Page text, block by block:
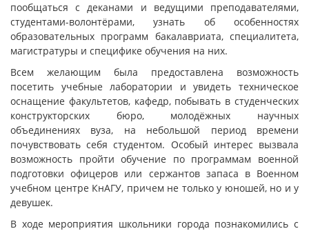
пообщаться с деканами и ведущими преподавателями,
студентами-волонтёрами, узнать об особенностях
образовательных программ бакалавриата, специалитета,
магистратуры и специфике обучения на них.
Всем желающим была предоставлена возможность
посетить учебные лаборатории и увидеть техническое
оснащение факультетов, кафедр, побывать в студенческих
конструкторских бюро, молодёжных научных
объединениях вуза, на небольшой период времени
почувствовать себя студентом. Особый интерес вызвала
возможность пройти обучение по программам военной
подготовки офицеров или сержантов запаса в Военном
учебном центре КнАГУ, причем не только у юношей, но и у
девушек.
В ходе мероприятия школьники города познакомились с